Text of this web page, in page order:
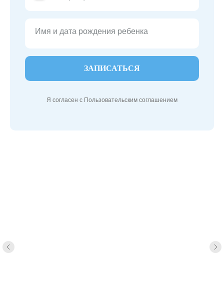
Имя и дата рождения ребенка
ЗАПИСАТЬСЯ
Я согласен с Пользовательским соглашением